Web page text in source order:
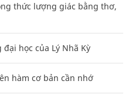
thức lượng giác bằng thơ,
học của Lý Nhã Kỳ
hàm cơ bản cần nhớ